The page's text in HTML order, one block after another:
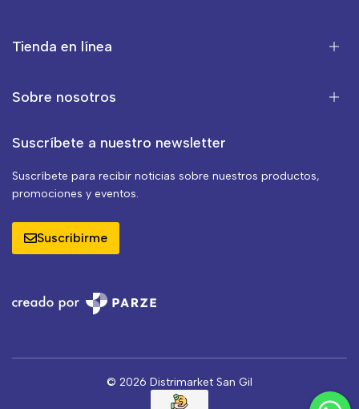
Tienda en línea
Sobre nosotros
Suscríbete a nuestro newsletter
Suscríbete para recibir noticias sobre nuestros productos,
promociones y eventos.
Suscribirme
© 2026 Distrimarket San Gil